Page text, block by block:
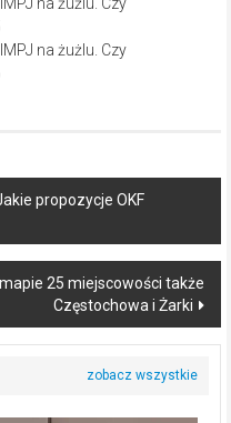
propozycje OKF
25 miejscowości także
Częstochowa i Żarki